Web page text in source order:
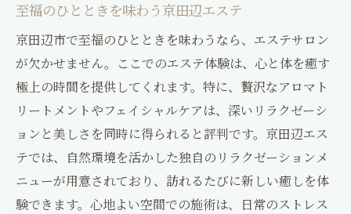
至福のひとときを味わう京田辺エステ
京田辺市で至福のひとときを味わうなら、エステサロン
が欠かせません。ここでのエステ体験は、心と体を癒す
極上の時間を提供してくれます。特に、贅沢なアロマト
リートメントやフェイシャルケアは、深いリラクゼーシ
ョンと美しさを同時に得られると評判です。京田辺エス
テでは、自然環境を活かした独自のリラクゼーションメ
ニューが用意されており、訪れるたびに新しい癒しを体
験できます。心地よい空間での施術は、日常のストレス